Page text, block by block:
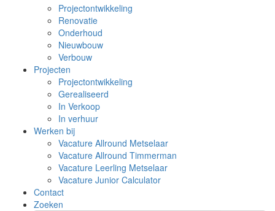
Projectontwikkeling
Renovatie
Onderhoud
Nieuwbouw
Verbouw
Projecten
Projectontwikkeling
Gerealiseerd
In Verkoop
In verhuur
Werken bij
Vacature Allround Metselaar
Vacature Allround Timmerman
Vacature Leerling Metselaar
Vacature Junior Calculator
Contact
Zoeken